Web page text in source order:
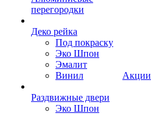
перегородки
Деко рейка
Под покраску
Эко Шпон
Эмалит
Винил
Раздвижные двери
Эко Шпон
Акции